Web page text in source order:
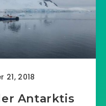
21, 2018
Antarktis